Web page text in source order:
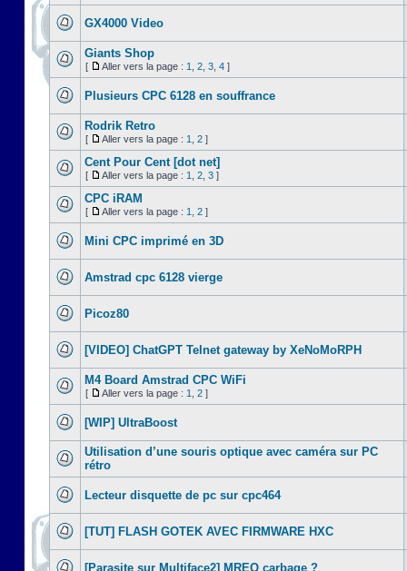
GX4000 Video
Giants Shop
[ Aller vers la page : 1 2 3 4 ]
Plusieurs CPC 6128 en souffrance
Rodrik Retro
[ Aller vers la page : 1 2 ]
Cent Pour Cent [dot net]
[ Aller vers la page : 1 2 3 ]
CPC iRAM
[ Aller vers la page : 1 2 ]
Mini CPC imprimé en 3D
Amstrad cpc 6128 vierge
Picoz80
[VIDEO] ChatGPT Telnet gateway by XeNoMoRPH
M4 Board Amstrad CPC WiFi
[ Aller vers la page : 1 2 ]
[WIP] UltraBoost
Utilisation d’une souris optique avec caméra sur PC
rétro
Lecteur disquette de pc sur cpc464
[TUT] FLASH GOTEK AVEC FIRMWARE HXC
[Parasite sur Multiface2] MREQ carbage ?